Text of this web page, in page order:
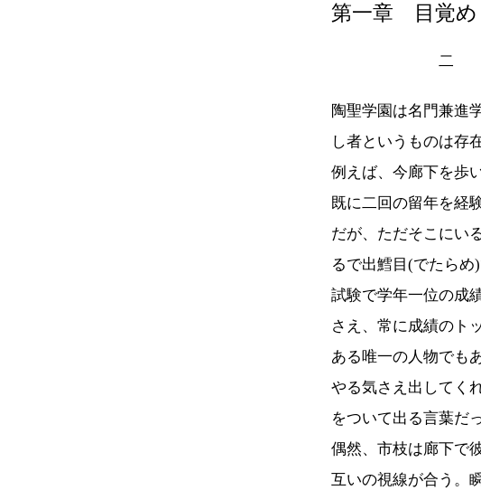
第一章 目覚
二
陶聖学園は名門兼進
し者というものは存
例えば、今廊下を歩
既に二回の留年を経
だが、ただそこにい
るで出鱈目(でたら
試験で学年一位の成
さえ、常に成績のト
ある唯一の人物でも
やる気さえ出してく
をついて出る言葉だ
偶然、市枝は廊下で
互いの視線が合う。